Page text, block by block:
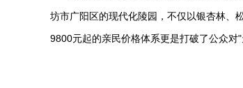
坊市广阳区的现代化陵园，不仅以银杏林、
9800元起的亲民价格体系更是打破了公众对"